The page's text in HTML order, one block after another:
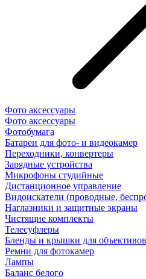
Фото аксессуары
Фото аксессуары
Фотобумага
Батареи для фото- и видеокамер
Переходники, конвертеры
Зарядные устройства
Микрофоны студийные
Дистанционное управление
Видоискатели (проводные,
Наглазники и защитные экраны
Чистящие комплекты
Телесуфлеры
Бленды и крышки для объективов
Ремни для фотокамер
Лампы
Баланс белого